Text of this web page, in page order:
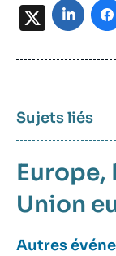
X
Sujets liés
Europe
Union
Autres